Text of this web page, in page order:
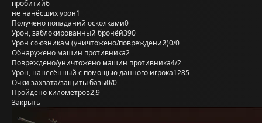
пробитий6
не нанёсших урон1
Получено попаданий осколками0
Урон, заблокированный бронёй390
Урон союзникам (уничтожено/повреждений)0/0
Обнаружено машин противника2
Повреждено/уничтожено машин противника4/2
Урон, нанесённый с помощью данного игрока1285
Очки захвата/защиты базы0/0
Пройдено километров2,9
Закрыть